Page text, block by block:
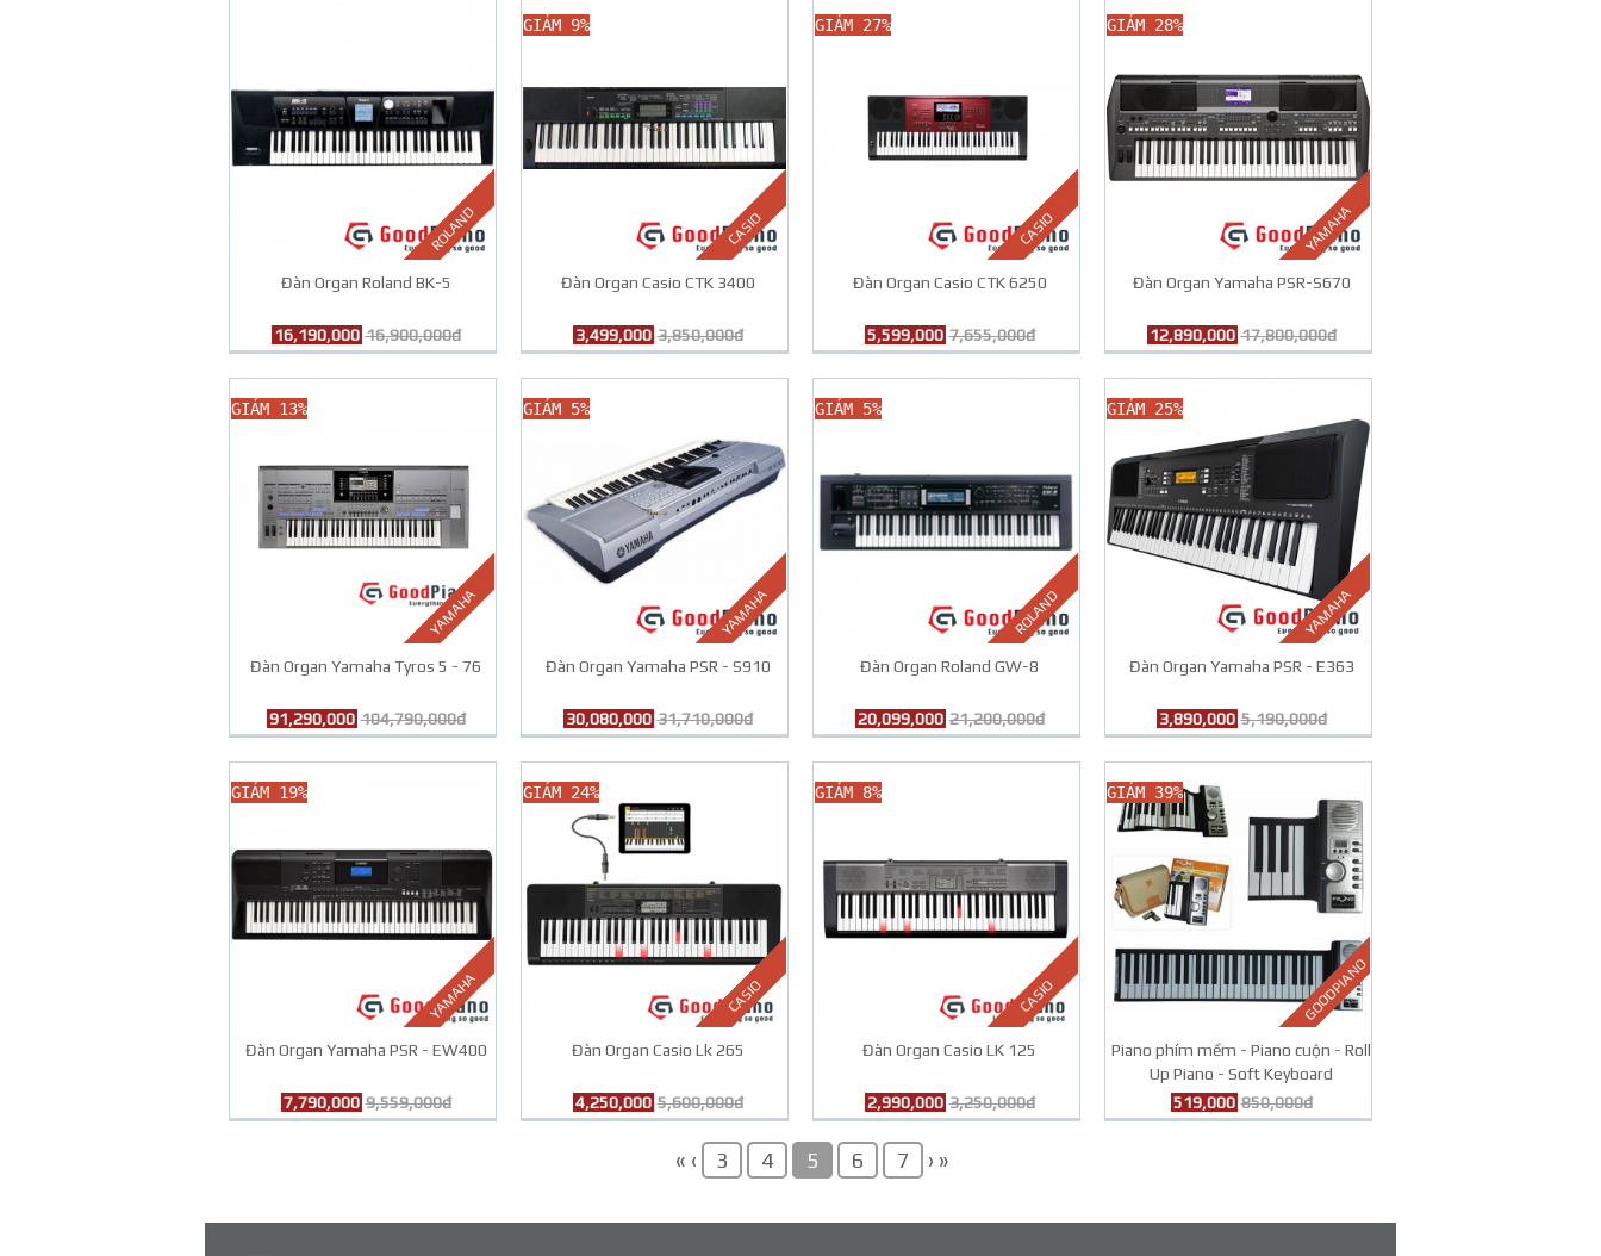
ROLAND
Đàn Organ Roland BK-5
16,190,000 16,900,000đ
CASIO
GIẢM 9%
Đàn Organ Casio CTK 3400
3,499,000 3,850,000đ
CASIO
GIẢM 27%
Đàn Organ Casio CTK 6250
5,599,000 7,655,000đ
YAMAHA
GIẢM 28%
Đàn Organ Yamaha PSR-S670
12,890,000 17,800,000đ
YAMAHA
GIẢM 13%
Đàn Organ Yamaha Tyros 5 - 76
91,290,000 104,790,000đ
YAMAHA
GIẢM 5%
Đàn Organ Yamaha PSR - S910
30,080,000 31,710,000đ
ROLAND
GIẢM 5%
Đàn Organ Roland GW-8
20,099,000 21,200,000đ
YAMAHA
GIẢM 25%
Đàn Organ Yamaha PSR - E363
3,890,000 5,190,000đ
YAMAHA
GIẢM 19%
Đàn Organ Yamaha PSR - EW400
7,790,000 9,559,000đ
CASIO
GIẢM 24%
Đàn Organ Casio Lk 265
4,250,000 5,600,000đ
CASIO
GIẢM 8%
Đàn Organ Casio LK 125
2,990,000 3,250,000đ
GOODPIANO
GIẢM 39%
Piano phím mềm - Piano cuộn - Roll
Up Piano - Soft Keyboard
519,000 850,000đ
« ‹ 3 4 5 6 7 › »